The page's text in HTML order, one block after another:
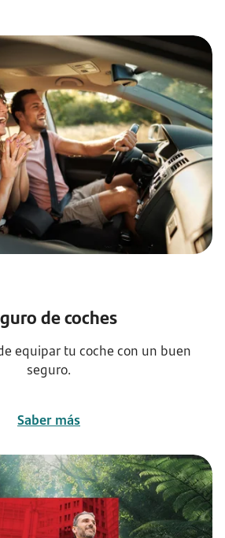
de coches
equipar tu coche con un buen
seguro.
Saber más